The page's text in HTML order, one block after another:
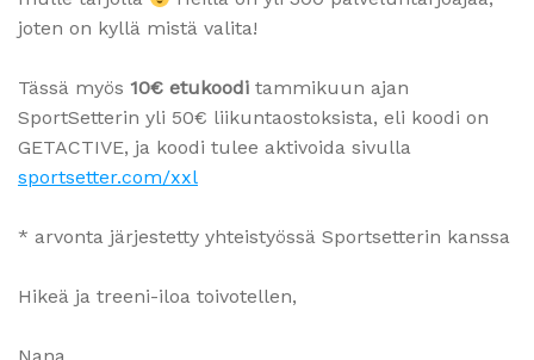
joten on kyllä mistä valita!
Tässä myös 10€ etukoodi tammikuun ajan
SportSetterin yli 50€ liikuntaostoksista, eli koodi on
GETACTIVE, ja koodi tulee aktivoida sivulla
sportsetter.com/xxl
* arvonta järjestetty yhteistyössä Sportsetterin kanssa
Hikeä ja treeni-iloa toivotellen,